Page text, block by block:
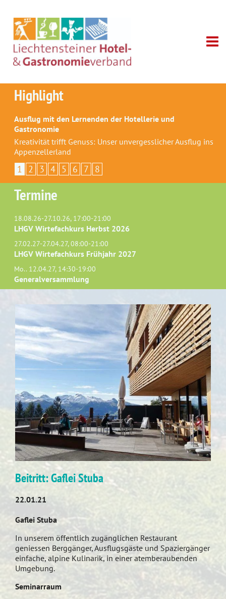
Highlight
Ausflug mit den Lernenden der Hotellerie und
Gastronomie
Kreativität trifft Genuss: Unser unvergesslicher Ausflug ins
Appenzellerland
1 2 3 4 5 6 7 8
Termine
18.08.26-27.10.26, 17:00-21:00
LHGV Wirtefachkurs Herbst 2026
27.02.27-27.04.27, 08:00-21:00
LHGV Wirtefachkurs Frühjahr 2027
Mo.. 12.04.27, 14:30-19:00
Generalversammlung
Beitritt: Gaflei Stuba
22.01.21
Gaflei Stuba
In unserem öffentlich zugänglichen Restaurant
geniessen Berggänger, Ausflugsgäste und Spaziergänger
einfache, alpine Kulinarik, in einer atemberaubenden
Umgebung.
Seminarraum